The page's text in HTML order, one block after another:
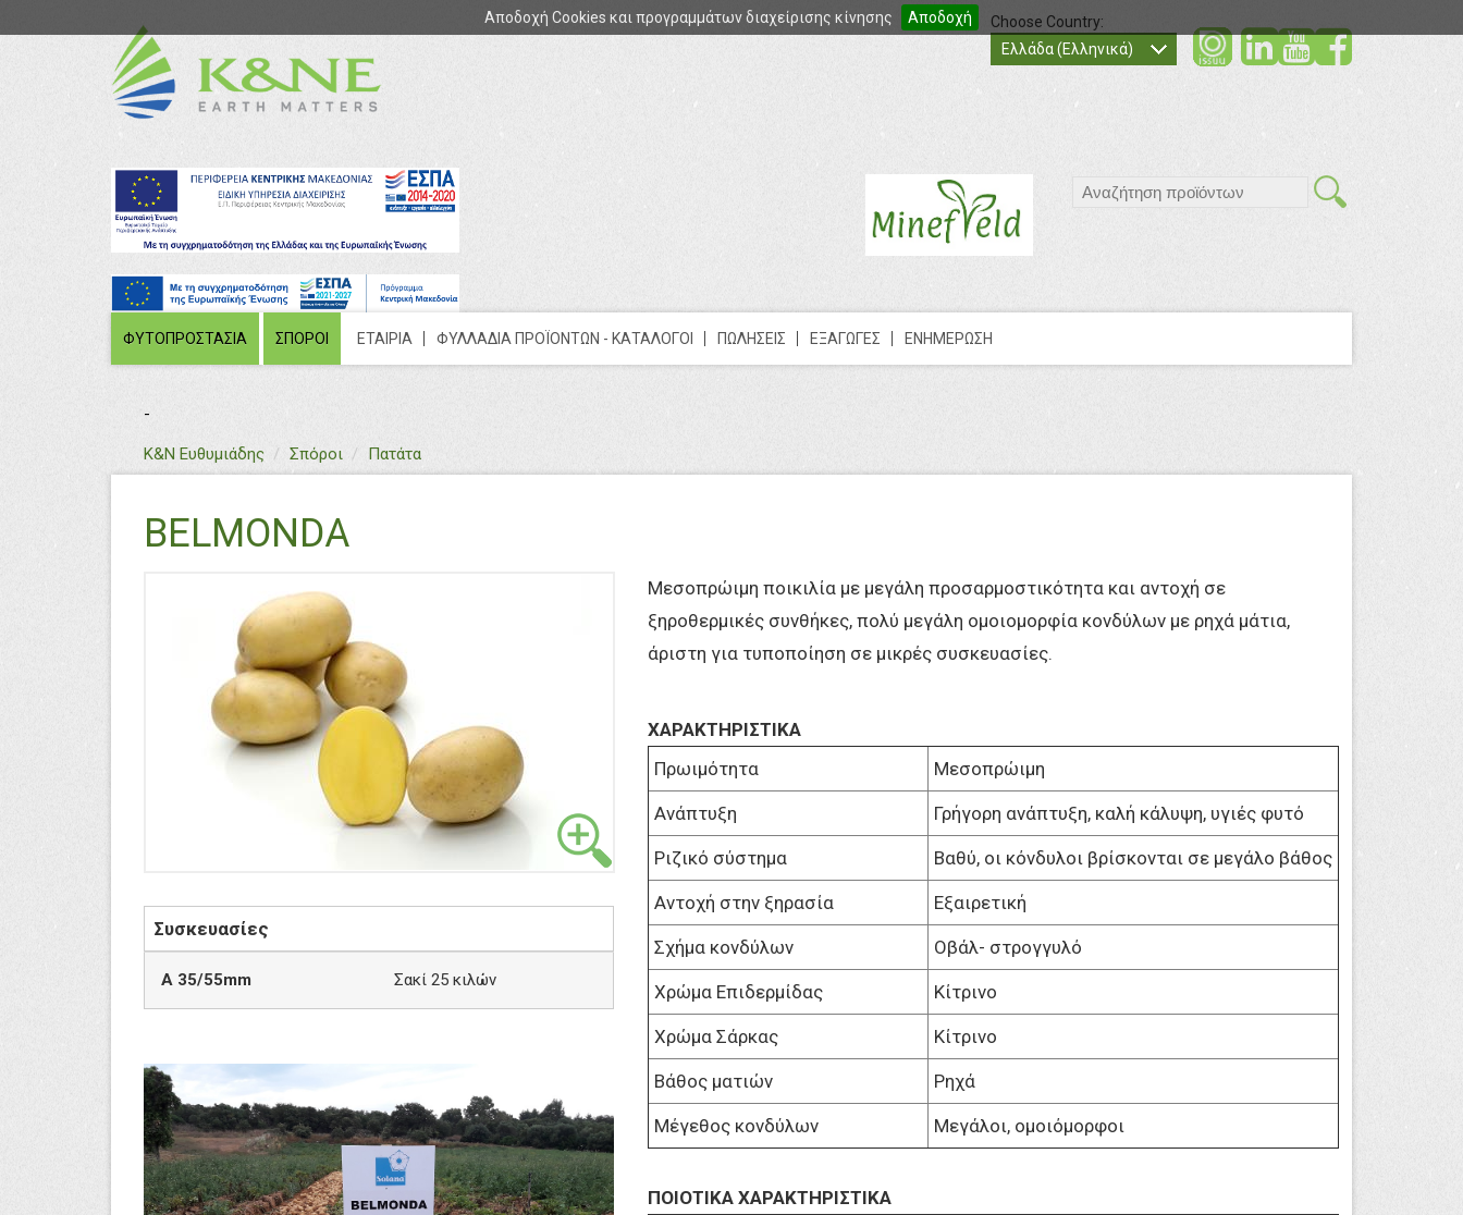
Αποδοχή Cookies και προγραμμάτων διαχείρισης κίνησης Αποδοχή
social
social
Choose Country:
Ελλάδα (Ελληνικά)
search
ΦΥΤΟΠΡΟΣΤΑΣΙΑ ΣΠΟΡΟΙ ΕΤΑΙΡΙΑ ΦΥΛΛΑΔΙΑ ΠΡΟΪΟΝΤΩΝ - ΚΑΤΑΛΟΓΟΙ ΠΩΛΗΣΕΙΣ ΕΞΑΓΩΓΕΣ ΕΝΗΜΕΡΩΣΗ
-
Κ&Ν Ευθυμιάδης textΣπόροι Πατάτα
BELMONDA
Συσκευασίες
A 35/55mm Σακί 25 κιλών
Μεσοπρώιμη ποικιλία με μεγάλη προσαρμοστικότητα και αντοχή σε
ξηροθερμικές συνθήκες, πολύ μεγάλη ομοιομορφία κονδύλων με ρηχά μάτια,
άριστη για τυποποίηση σε μικρές συσκευασίες.
ΧΑΡΑΚΤΗΡΙΣΤΙΚΑ
Πρωιμότητα
Μεσοπρώιμη
Ανάπτυξη Γρήγορη ανάπτυξη, καλή κάλυψη, υγιές φυτό
Ριζικό σύστημα Βαθύ, οι κόνδυλοι βρίσκονται σε μεγάλο βάθος
Αντοχή στην ξηρασία Εξαιρετική
Σχήμα κονδύλων Οβάλ- στρογγυλό
Χρώμα Επιδερμίδας Κίτρινο
Χρώμα Σάρκας Κίτρινο
Βάθος ματιών Ρηχά
Μέγεθος κονδύλων Μεγάλοι, ομοιόμορφοι
ΠΟΙΟΤΙΚΑ ΧΑΡΑΚΤΗΡΙΣΤΙΚΑ